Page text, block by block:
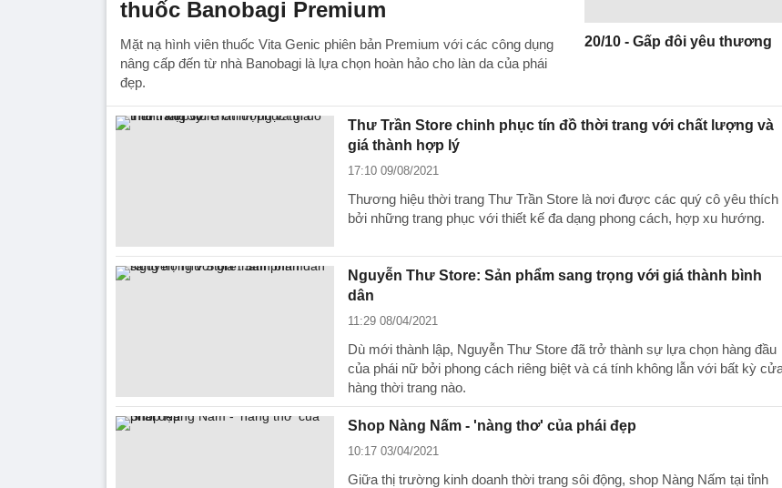
thuốc Banobagi Premium
Mặt nạ hình viên thuốc Vita Genic phiên bản Premium với các công dụng
nâng cấp đến từ nhà Banobagi là lựa chọn hoàn hảo cho làn da của phái
đẹp.
20/10 - Gấp đôi yêu thương
Thư Trần Store chinh phục tín đồ thời trang với chất lượng và
giá thành hợp lý
17:10 09/08/2021
Thương hiệu thời trang Thư Trần Store là nơi được các quý cô yêu thích
bởi những trang phục với thiết kế đa dạng phong cách, hợp xu hướng.
Nguyễn Thư Store: Sản phẩm sang trọng với giá thành bình
dân
11:29 08/04/2021
Dù mới thành lập, Nguyễn Thư Store đã trở thành sự lựa chọn hàng đầu
của phái nữ bởi phong cách riêng biệt và cá tính không lẫn với bất kỳ
hàng thời trang nào.
Shop Nàng Nấm - 'nàng thơ' của phái đẹp
10:17 03/04/2021
Giữa thị trường kinh doanh thời trang sôi động, shop Nàng Nấm tại tỉnh